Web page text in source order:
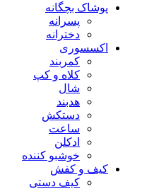
پوشاک بچگانه
پسرانه
دخترانه
اکسسوری
کمربند
کلاه و کپ
شال
هدبند
دستکش
ساعت
ادکلن
خوشبو کننده
کیف و کفش
کیف دستی